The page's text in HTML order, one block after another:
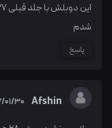
شدم
پاسخ
Afshin
01/30